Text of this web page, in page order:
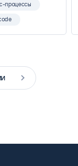
процессы